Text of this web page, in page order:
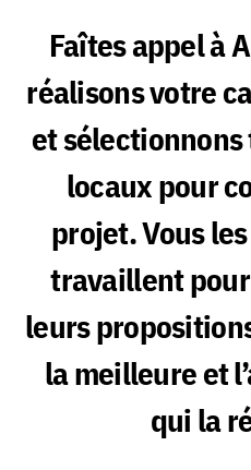
Faîtes appel à
réalisons votre
et
locaux pour
projet. Vous
travaillent
leurs
la meilleure et
qui la